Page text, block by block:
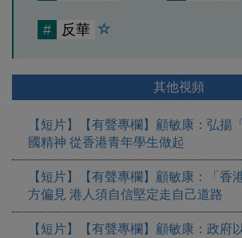
# 反華
其他視頻
【短片】【有聲專欄】顧敏康：弘揚
國精神 從香港青年學生做起
【短片】【有聲專欄】顧敏康：「香
方偏見 港人須自信堅定走自己道路
【短片】【有聲專欄】顧敏康：​政府